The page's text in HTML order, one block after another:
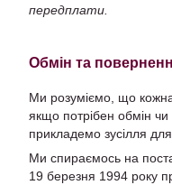
передплати.
Обмін та
Ми розуміємо, що кожна
якщо потрібен обмін
прикладемо зусілля
Ми спираємось на
19 березня 1994 року